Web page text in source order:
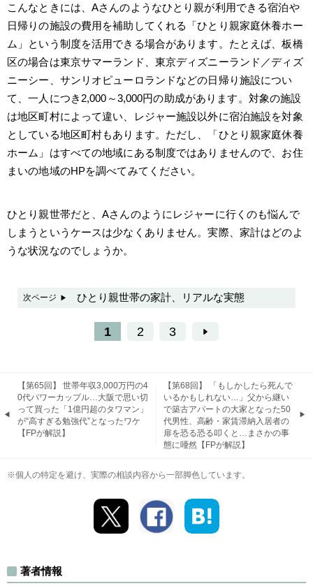
こんなときには、Aさんのようなひとり親が利用できる宿泊や
日帰りの施設の費用を補助してくれる「ひとり親家庭休養ホー
ム」という制度を活用できる場合があります。たとえば、板橋
区の場合は東京サマーランド、東京ディズニーランド／ディズ
ニーシー、サンリオピューロランドなどの日帰り施設につい
て、一人につき2,000～3,000円の助成があります。対象の施設
は地区町村によって違い、レジャー施設以外に宿泊施設を対象
としている地区町村もあります。ただし、「ひとり親家庭休養
ホーム」はすべての地域にある制度ではありませんので、お住
まいの地域のHPを調べてみてください。
ひとり親世帯だと、Aさんのようにレジャーに行くのも悩んで
しまうというケースは少なくありません。実際、家計はどのよ
うな状況なのでしょうか。
次ページ ひとり親世帯の家計、リアルな実態
1 2 3
【第65回】 世帯年収3,000万円の4
0代パワーカップル…大阪で思い切
って買った「1億円超のタワマン」
が“高すぎる勉強代”となったワケ
【FPが解説】
【第68回】 「もしかしたら死んで
いるかもしれない…」父から継い
で築古アパートの大家となった50
代男性、高齢・家賃滞納入居者の
扉を恐る恐る叩くと…まさかの事
態に唖然【FPが解説】
※個人の特定を避け、実際の相談内容から一部脚色しています。
著者情報